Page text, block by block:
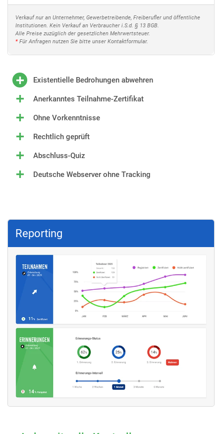
Verkauf nur an Unternehmer, Gewerbetreibende, Freiberufler und öffentliche
Institutionen. Kein Verkauf an Verbraucher i.S.d. § 13 BGB.
Alle Preise zuzüglich der gesetzlichen Mehrwertsteuer.
* Für Anfragen nutzen Sie bitte unser Kontaktformular.
Existentielle Bedrohungen abwehren
Anerkanntes Teilnahme‐Zertifikat
Ohne Vorkenntnisse
Rechtlich geprüft
Abschluss‐Quiz
Deutsche Webserver ohne Tracking
Reporting